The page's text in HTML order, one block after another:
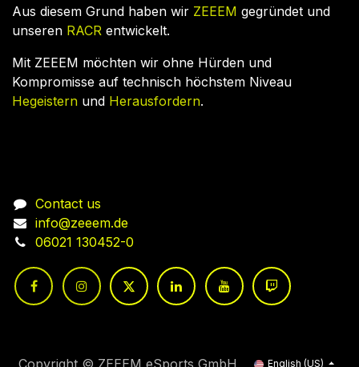
Aus diesem Grund haben wir ZEEEM gegründet und
unseren RACR entwickelt.
Mit ZEEEM möchten wir ohne Hürden und
Kompromisse auf technisch höchstem Niveau
Hegeistern und Herausfordern.
Contact us
info@zeeem.de
06021 130452-0
Copyright © ZEEEM eSports GmbH English (US)